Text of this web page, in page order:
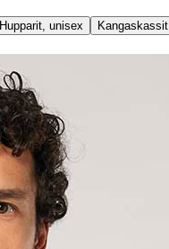
Hupparit, unisex
Kangaskassit